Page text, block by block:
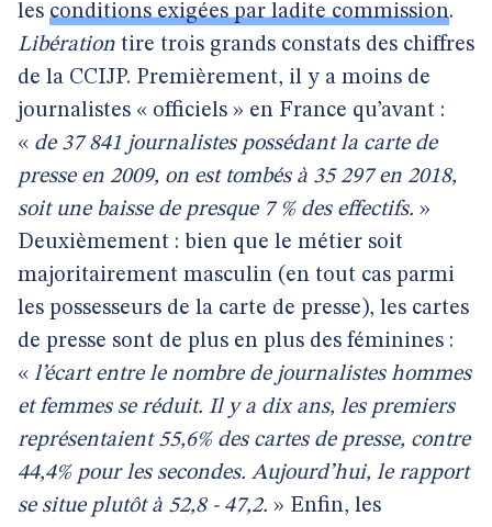
les conditions exigées par ladite commission.
Libération tire trois grands constats des chiffres
de la CCIJP. Premièrement, il y a moins de
journalistes « officiels » en France qu’avant :
« de 37 841 journalistes possédant la carte de
presse en 2009, on est tombés à 35 297 en 2018,
soit une baisse de presque 7 % des effectifs. »
Deuxièmement : bien que le métier soit
majoritairement masculin (en tout cas parmi
les possesseurs de la carte de presse), les cartes
de presse sont de plus en plus des féminines :
« l’écart entre le nombre de journalistes hommes
et femmes se réduit. Il y a dix ans, les premiers
représentaient 55,6% des cartes de presse, contre
44,4% pour les secondes. Aujourd’hui, le rapport
se situe plutôt à 52,8 - 47,2. » Enfin, les